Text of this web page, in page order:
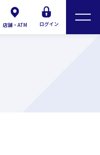
店舗・ATM ログイン